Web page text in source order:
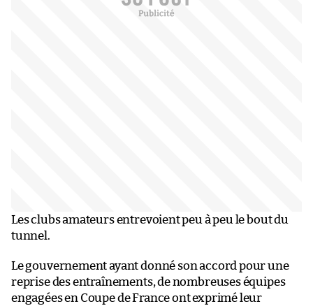
Les clubs amateurs entrevoient peu à peu le bout du
tunnel.
Le gouvernement ayant donné son accord pour une
reprise des entraînements, de nombreuses équipes
engagées en Coupe de France ont exprimé leur